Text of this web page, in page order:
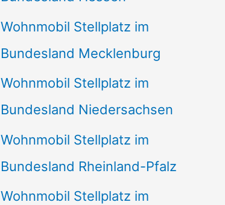
Wohnmobil Stellplatz im
Bundesland Mecklenburg
Wohnmobil Stellplatz im
Bundesland Niedersachsen
Wohnmobil Stellplatz im
Bundesland Rheinland-Pfalz
Wohnmobil Stellplatz im